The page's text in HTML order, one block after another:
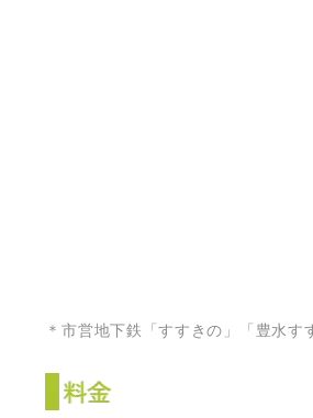
＊市営地下鉄「すすきの」「豊水す